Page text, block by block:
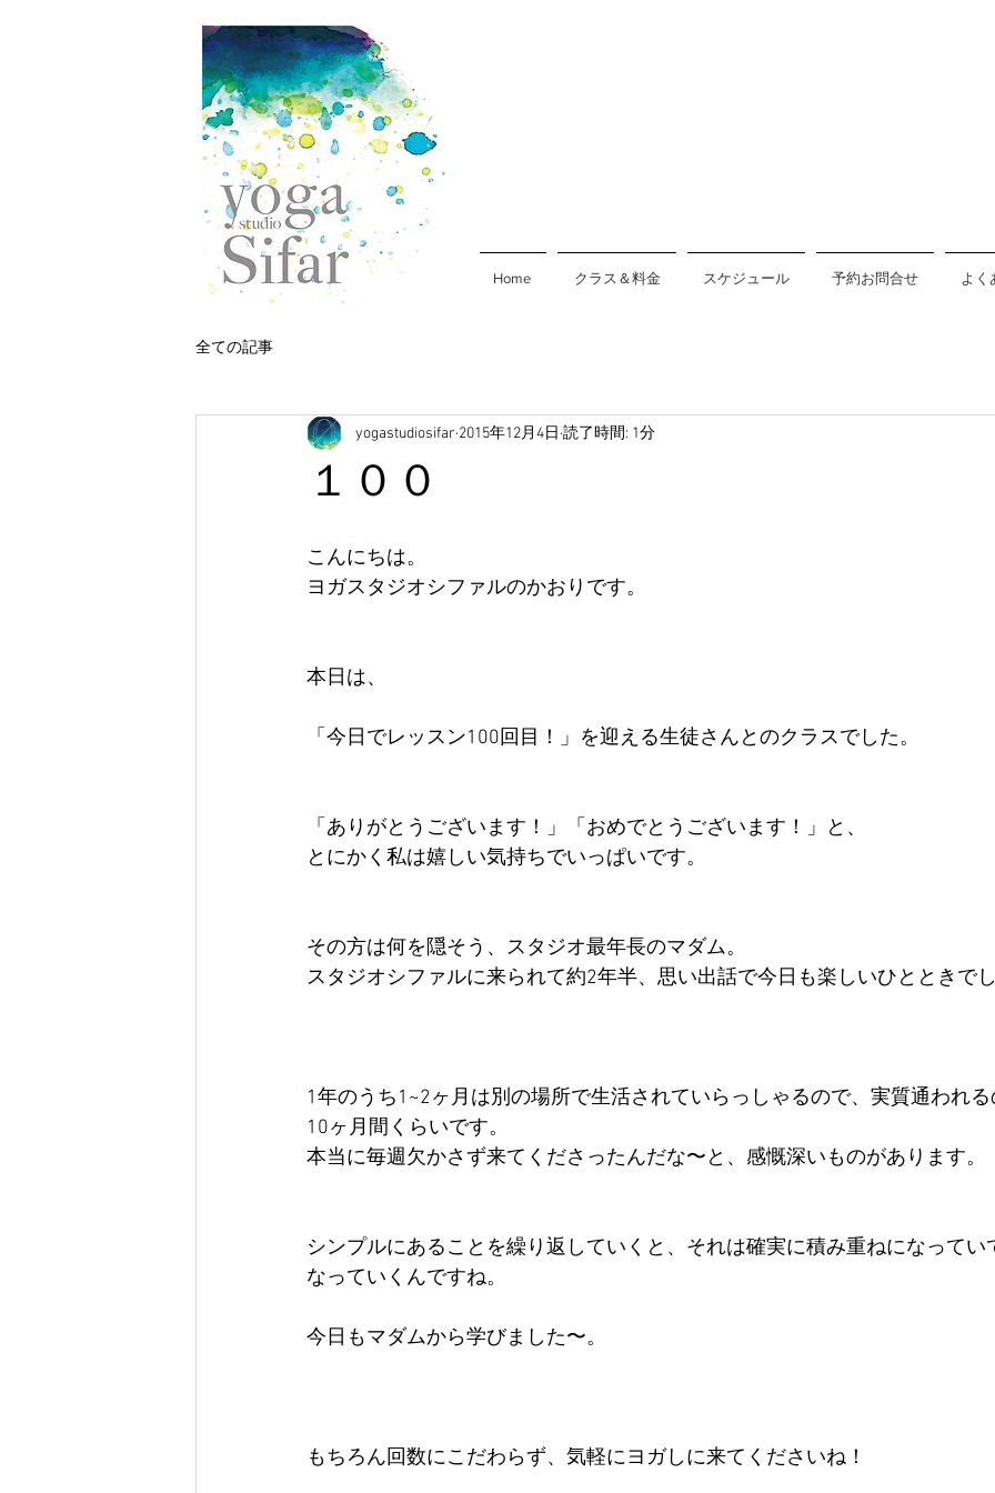
Home クラス＆料金 スケジュール 予約お問合せ よく
全ての記事
１００
yogastudiosifar 2015年12月4日 読了時間: 1分
こんにちは。
ヨガスタジオシファルのかおりです。
本日は、
「今日でレッスン100回目！」を迎える生徒さんとのクラスでした。
「ありがとうございます！」「おめでとうございます！」と、
とにかく私は嬉しい気持ちでいっぱいです。
その方は何を隠そう、スタジオ最年長のマダム。
スタジオシファルに来られて約2年半、思い出話で今日も楽しいひとときで
1年のうち1~2ヶ月は別の場所で生活されていらっしゃるので、実質通われ
10ヶ月間くらいです。
本当に毎週欠かさず来てくださったんだな〜と、感慨深いものがあります。
シンプルにあることを繰り返していくと、それは確実に積み重ねになってい
なっていくんですね。
今日もマダムから学びました〜。
もちろん回数にこだわらず、気軽にヨガしに来てくださいね！